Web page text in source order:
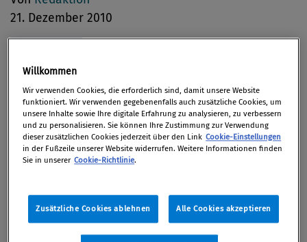
21. Dezember 2010
Das Gesetz „Über die Prinzipien der Vorbeugung
und Bekämpfung der Korruption in der Ukraine“ ist
auf öffentlichen Druck hin abgeändert worden. Die
Bestimmungen des aktuellen Gesetzentwurfs
entsprechen nun – laut einer Aussendung der
gegen Korruption und wurden vom „nationalen
Komitee gegen Korruption“ entwickelt. Aktive
Unterstützung habe das ukrainische
Willkommen
Wir verwenden Cookies, die erforderlich sind, damit unsere Website
funktioniert. Wir verwenden gegebenenfalls auch zusätzliche Cookies, um
unsere Inhalte sowie Ihre digitale Erfahrung zu analysieren, zu verbessern
und zu personalisieren. Sie können Ihre Zustimmung zur Verwendung
dieser zusätzlichen Cookies jederzeit über den Link Cookie-Einstellungen
in der Fußzeile unserer Website widerrufen. Weitere Informationen finden
Sie in unserer Cookie-Richtlinie.
Zusätzliche Cookies ablehnen Alle Cookies akzeptieren